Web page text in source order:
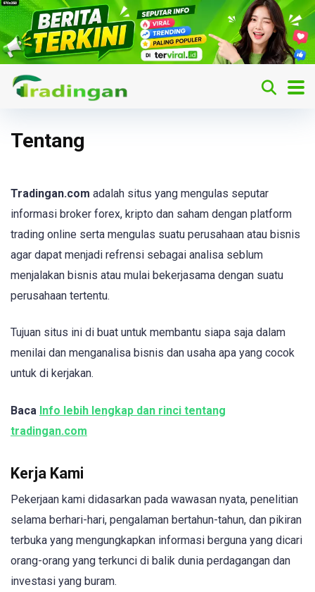
Tentang
Tradingan.com adalah situs yang mengulas seputar
informasi broker forex, kripto dan saham dengan platform
trading online serta mengulas suatu perusahaan atau bisnis
agar dapat menjadi refrensi sebagai analisa seblum
menjalakan bisnis atau mulai bekerjasama dengan suatu
perusahaan tertentu.
Tujuan situs ini di buat untuk membantu siapa saja dalam
menilai dan menganalisa bisnis dan usaha apa yang cocok
untuk di kerjakan.
Baca Info lebih lengkap dan rinci tentang
tradingan.com
Kerja Kami
Pekerjaan kami didasarkan pada wawasan nyata, penelitian
selama berhari-hari, pengalaman bertahun-tahun, dan pikiran
terbuka yang mengungkapkan informasi berguna yang dicari
orang-orang yang terkunci di balik dunia perdagangan dan
investasi yang buram.